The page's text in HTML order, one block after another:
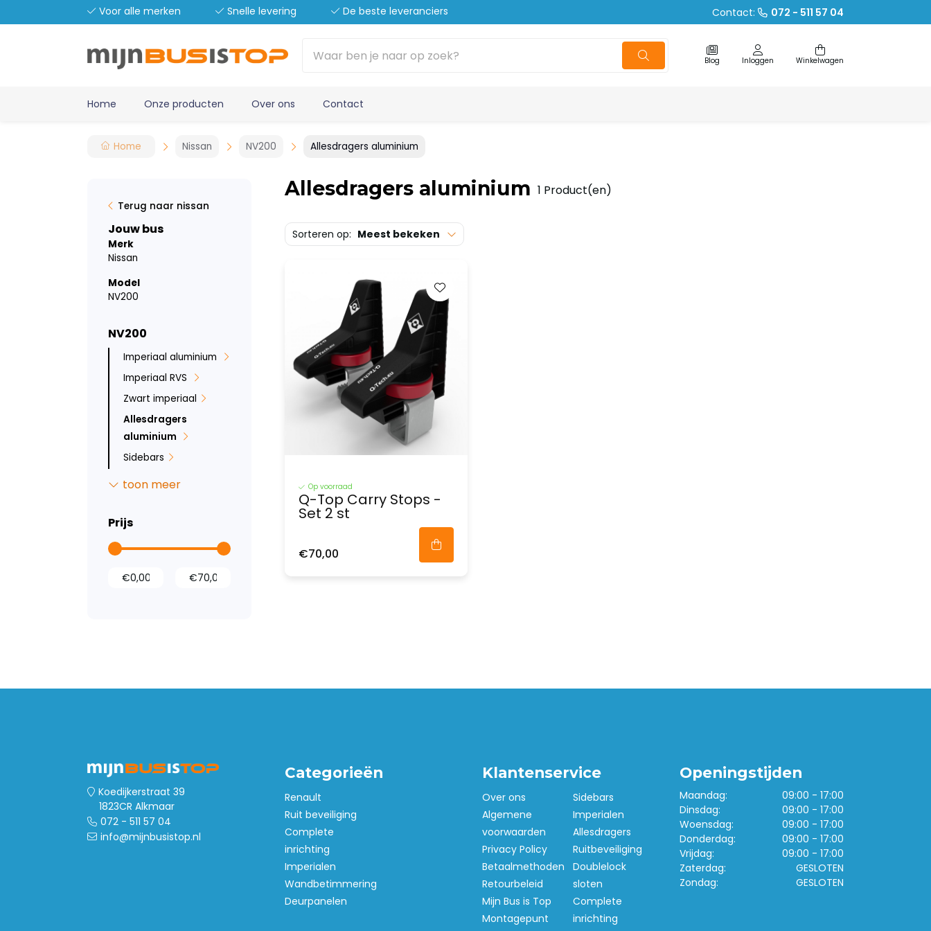
Voor alle merken Snelle levering De beste leveranciers Contact: 072 - 511 57 04
Blog Inloggen Winkelwagen
Home Onze producten Over ons Contact
Home Nissan NV200 Allesdragers aluminium
Terug naar nissan
Jouw bus
Merk
Nissan
Model
NV200
NV200
Imperiaal aluminium
Imperiaal RVS
Zwart imperiaal
Allesdragers
aluminium
Sidebars
Backbar
Bumperbescherming
Tussenwanden
toon meer
Prijs
Allesdragers aluminium 1 Product(en)
Sorteren op: Meest bekeken
Op voorraad
Q-Top Carry Stops -
Set 2 st
€70,00
Koedijkerstraat 39
1823CR Alkmaar
072 - 511 57 04
info@mijnbusistop.nl
Categorieën
Renault
Ruit beveiliging
Complete
inrichting
Imperialen
Wandbetimmering
Deurpanelen
Klantenservice
Over ons
Algemene
voorwaarden
Privacy Policy
Betaalmethoden
Retourbeleid
Mijn Bus is Top
Montagepunt
Sidebars
Imperialen
Allesdragers
Ruitbeveiliging
Doublelock
sloten
Complete
inrichting
Openingstijden
Maandag:
09:00 - 17:00
Dinsdag:
09:00 - 17:00
Woensdag:
09:00 - 17:00
Donderdag:
09:00 - 17:00
Vrijdag:
09:00 - 17:00
Zaterdag:
GESLOTEN
Zondag:
GESLOTEN